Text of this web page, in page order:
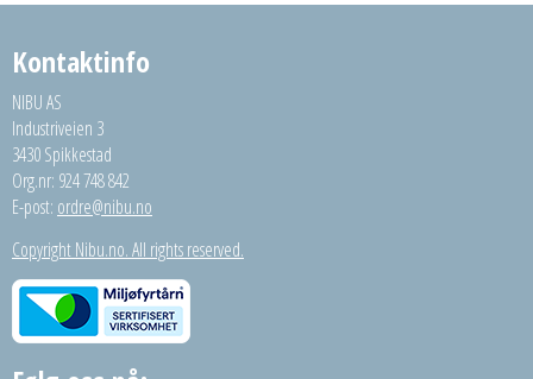
Kontaktinfo
NIBU AS
Industriveien 3
3430 Spikkestad
Org.nr: 924 748 842
E-post: ordre@nibu.no
Copyright Nibu.no. All rights reserved.